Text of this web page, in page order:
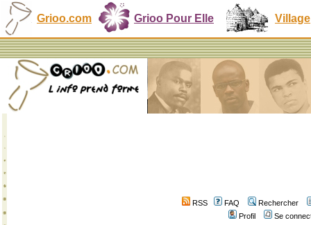
Grioo.com Grioo Pour Elle Village
RSS FAQ
Rechercher
Profil
Se